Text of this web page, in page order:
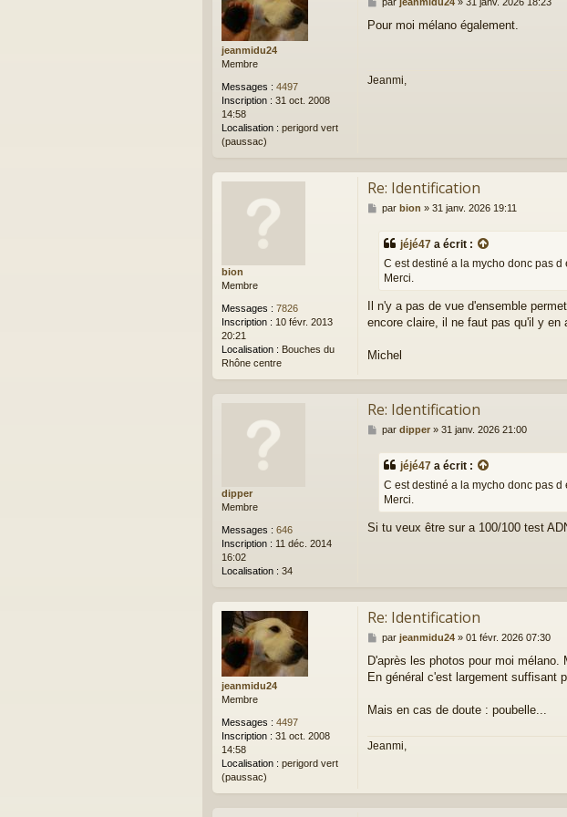
jeanmidu24
Membre
Messages : 4497
Inscription : 31 oct. 2008
14:58
Localisation : perigord vert
(paussac)
s
e
Pour moi mélano également.
Jeanmi,
bion
Membre
Messages : 7826
Inscription : 10 févr. 2013
20:21
Localisation : Bouches du
Rhône centre
Re: Identification
M
s
e
par bion » 31 janv. 2026 19:11
jéjé47 a écrit :
C est destiné a la mycho donc pas d
Merci.
Il n'y a pas de vue d'ensemble
encore claire, il ne faut pas qu'il y en
Michel
dipper
Membre
Messages : 646
Inscription : 11 déc. 2014
16:02
Localisation : 34
Re: Identification
M
s
e
par dipper» 31 janv. 2026 21:00
jéjé47 a écrit :
C est destiné a la mycho donc pas d
Merci.
Si tu veux être sur a 100/100 test
jeanmidu24
Membre
Messages : 4497
Inscription : 31 oct. 2008
14:58
Localisation : perigord vert
(paussac)
Re: Identification
M
s
s
par jeanmidu24» 01 févr. 2026 07:30
D'après les photos pour moi
En général c'est largement suffisant
Mais en cas de doute : poubelle...
Jeanmi,